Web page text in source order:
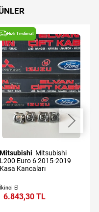
Hızlı Teslimat
Mitsubishi
L200 Euro 6 2015-2019
Kasa Kancaları
İkinci El
6.843,30 TL